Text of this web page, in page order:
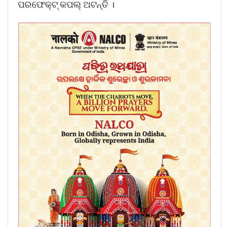
ପରଫେକ୍ଟ୍ କପଲ୍ ଅଟନ୍ତି ।